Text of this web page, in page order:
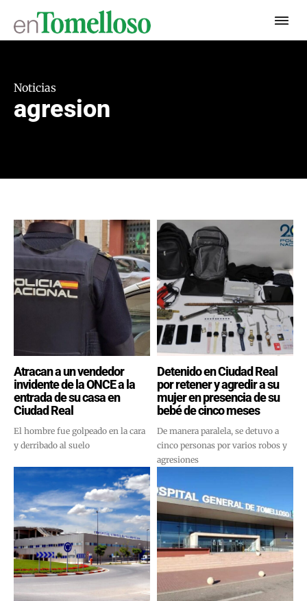
Noticias
agresion
Atracan a un vendedor
invidente de la ONCE a la
entrada de su casa en
Ciudad Real
El hombre fue golpeado en la cara
y derribado al suelo
Detenido en Ciudad Real
por retener y agredir a su
mujer en presencia de su
bebé de cinco meses
De manera paralela, se detuvo a
cinco personas por varios robos y
agresiones